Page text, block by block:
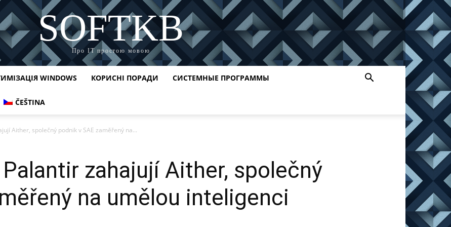
SOFTKB
Про ІТ простою мовою
WINDOWS КОРИСНІ ПОРАДИ СИСТЕМНЫЕ ПРОГРАММЫ
ČEŠTINA
Aither, společný podnik v SAE zaměřený na...
zahajují Aither, společný
na umělou inteligenci